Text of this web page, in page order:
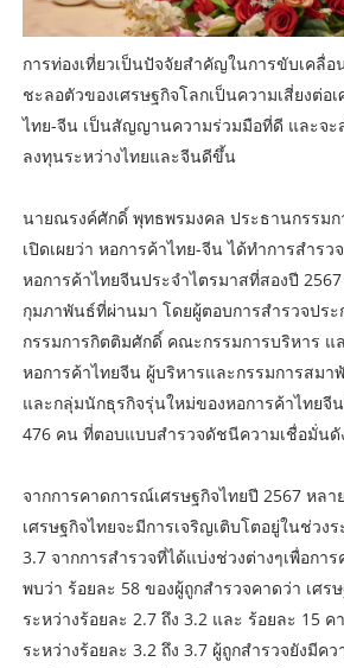
การท่องเที่ยวเป็นปัจจัยสำคัญในการขับเคลื่อ
ชะลอตัวของเศรษฐกิจโลกเป็นความเสี่ยงต่อ
ไทย-จีน เป็นสัญญานความร่วมมือที่ดี และจะ
ลงทุนระหว่างไทยและจีนดีขึ้น
นายณรงค์ศักดิ์ พุทธพรมงคล ประธานกรรมก
เปิดเผยว่า หอการค้าไทย-จีน ได้ทำการสำร
หอการค้าไทยจีนประจำไตรมาสที่สองปี
กุมภาพันธ์ที่ผ่านมา โดยผู้ตอบการสำรวจปร
กรรมการกิตติมศักดิ์ คณะกรรมการบริหาร แ
หอการค้าไทยจีน ผู้บริหารและกรรมการสมา
และกลุ่มนักธุรกิจรุ่นใหม่ของหอการค้าไทยจี
476 คน ที่ตอบแบบสำรวจดัชนีความเชื่อมั่นดั
จากการคาดการณ์เศรษฐกิจไทยปี 2567 หล
เศรษฐกิจไทยจะมีการเจริญเติบโตอยู่ในช่วง
3.7 จากการสำรวจที่ได้แบ่งช่วงต่างๆเพื่อกา
พบว่า ร้อยละ 58 ของผู้ถูกสำรวจคาดว่า เศร
ระหว่างร้อยละ 2.7 ถึง 3.2 และ ร้อยละ 15 ค
ระหว่างร้อยละ 3.2 ถึง 3.7 ผู้ถูกสำรวจยังมีค